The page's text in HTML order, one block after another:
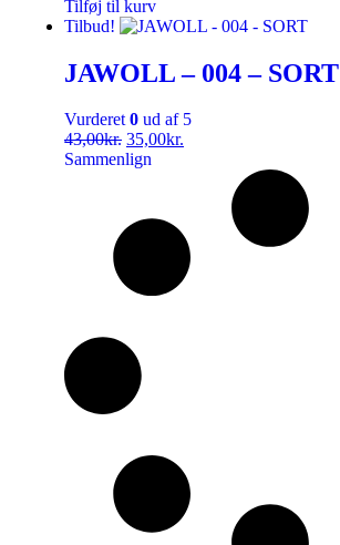
Tilføj til kurv
Tilbud!
JAWOLL – 004 – SORT
Vurderet0 ud af 5
43,00kr. 35,00kr.
Sammenlign